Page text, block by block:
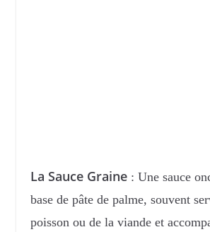
La Sauce Graine: Une sauce
base de pâte de palme, souvent
poisson ou de la viande et